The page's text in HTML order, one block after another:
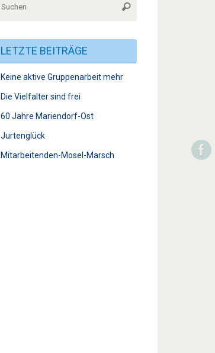
Suchen
LETZTE BEITRÄGE
Keine aktive Gruppenarbeit mehr
Die Vielfalter sind frei
60 Jahre Mariendorf-Ost
Jurtenglück
Mitarbeitenden-Mosel-Marsch